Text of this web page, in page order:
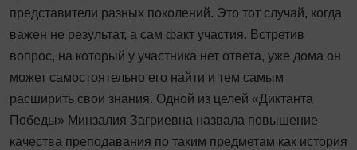
представители разных поколений. Это тот случай, когда
важен не результат, а сам факт участия. Встретив
вопрос, на который у участника нет ответа, уже дома он
может самостоятельно его найти и тем самым
расширить свои знания. Одной из целей «Диктанта
Победы» Минзалия Загриевна назвала повышение
качества преподавания по таким предметам как история